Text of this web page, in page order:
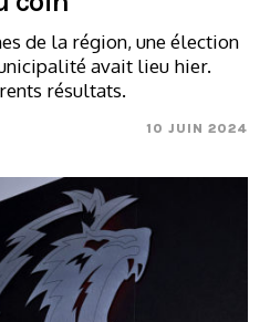
de la région, une élection
avait lieu hier.
résultats.
10 JUIN 2024